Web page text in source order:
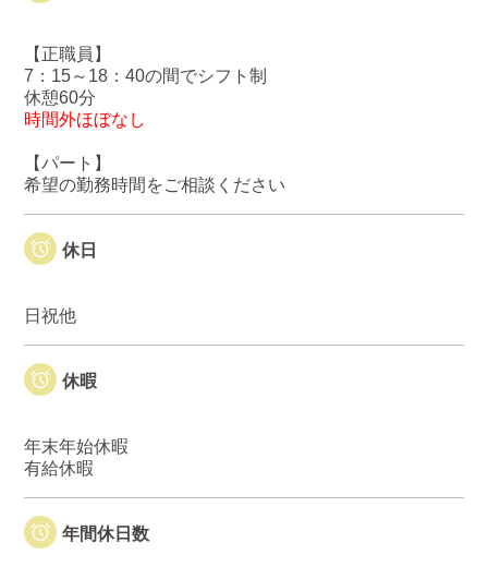
【正職員】
7：15～18：40の間でシフト制
休憩60分
時間外ほぼなし
【パート】
希望の勤務時間をご相談ください
休日
日祝他
休暇
年末年始休暇
有給休暇
年間休日数